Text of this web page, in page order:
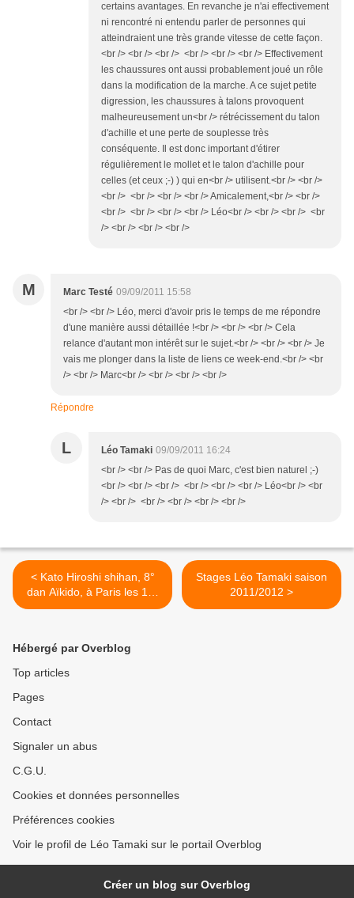
certains avantages. En revanche je n'ai effectivement
ni rencontré ni entendu parler de personnes qui
atteindraient une très grande vitesse de cette façon.
<br /> <br /> <br /> <br /> <br /> <br /> Effectivement
les chaussures ont aussi probablement joué un rôle
dans la modification de la marche. A ce sujet petite
digression, les chaussures à talons provoquent
malheureusement un<br /> rétrécissement du talon
d'achille et une perte de souplesse très
conséquente. Il est donc important d'étirer
régulièrement le mollet et le talon d'achille pour
celles (et ceux ;-) ) qui en<br /> utilisent.<br /> <br />
<br /> <br /> <br /> <br /> Amicalement,<br /> <br />
<br /> <br /> <br /> <br /> Léo<br /> <br /> <br /> <br
/> <br /> <br /> <br />
M Marc Testé 09/09/2011 15:58
<br /> <br /> Léo, merci d'avoir pris le temps de me répondre
d'une manière aussi détaillée !<br /> <br /> <br /> Cela
relance d'autant mon intérêt sur le sujet.<br /> <br /> <br /> Je
vais me plonger dans la liste de liens ce week-end.<br /> <br
/> <br /> Marc<br /> <br /> <br /> <br />
Répondre
L Léo Tamaki 09/09/2011 16:24
<br /> <br /> Pas de quoi Marc, c'est bien naturel ;-)
<br /> <br /> <br /> <br /> <br /> <br /> Léo<br /> <br
/> <br /> <br /> <br /> <br /> <br />
< Kato Hiroshi shihan, 8°
dan Aïkido, à Paris les 1er
et 2 octobre
Stages Léo Tamaki saison
2011/2012 >
Hébergé par Overblog
Top articles
Pages
Contact
Signaler un abus
C.G.U.
Cookies et données personnelles
Préférences cookies
Voir le profil de Léo Tamaki sur le portail Overblog
Créer un blog sur Overblog